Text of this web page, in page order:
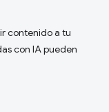
contenido a tu
con IA pueden